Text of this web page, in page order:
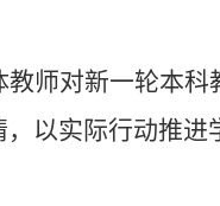
师对新一轮本
以实际行动推进